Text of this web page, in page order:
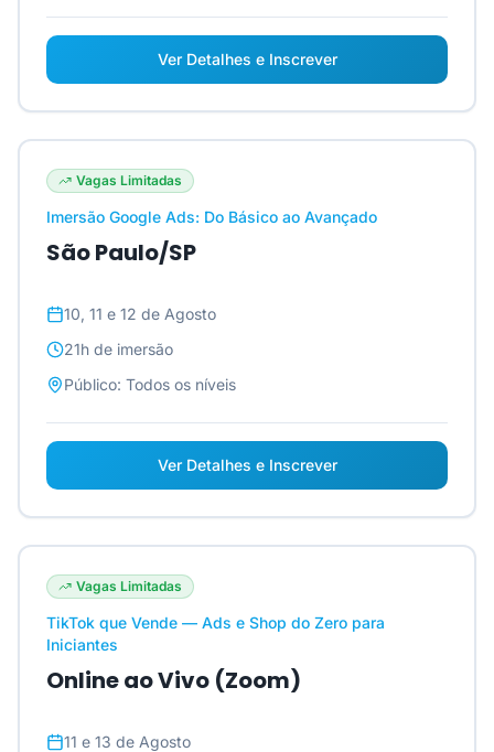
Ver Detalhes e Inscrever
Vagas Limitadas
Imersão Google Ads: Do Básico ao Avançado
São Paulo/SP
10, 11 e 12 de Agosto
21h de imersão
Público: Todos os níveis
Ver Detalhes e Inscrever
Vagas Limitadas
TikTok que Vende — Ads e Shop do Zero para
Iniciantes
Online ao Vivo (Zoom)
11 e 13 de Agosto